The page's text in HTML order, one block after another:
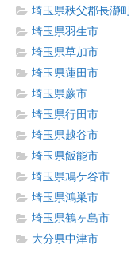
埼玉県秩父郡長瀞町
埼玉県羽生市
埼玉県草加市
埼玉県蓮田市
埼玉県蕨市
埼玉県行田市
埼玉県越谷市
埼玉県飯能市
埼玉県鳩ケ谷市
埼玉県鴻巣市
埼玉県鶴ヶ島市
大分県中津市